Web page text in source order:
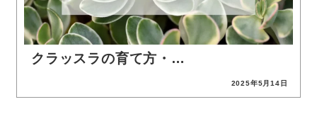
クラッスラの育て方・…
2025年5月14日